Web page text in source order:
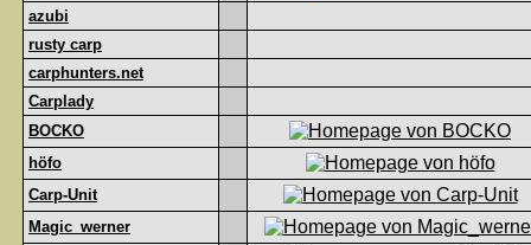
azubi
rusty carp
carphunters.net
Carplady
BOCKO
höfo
Carp-Unit
Magic_werner